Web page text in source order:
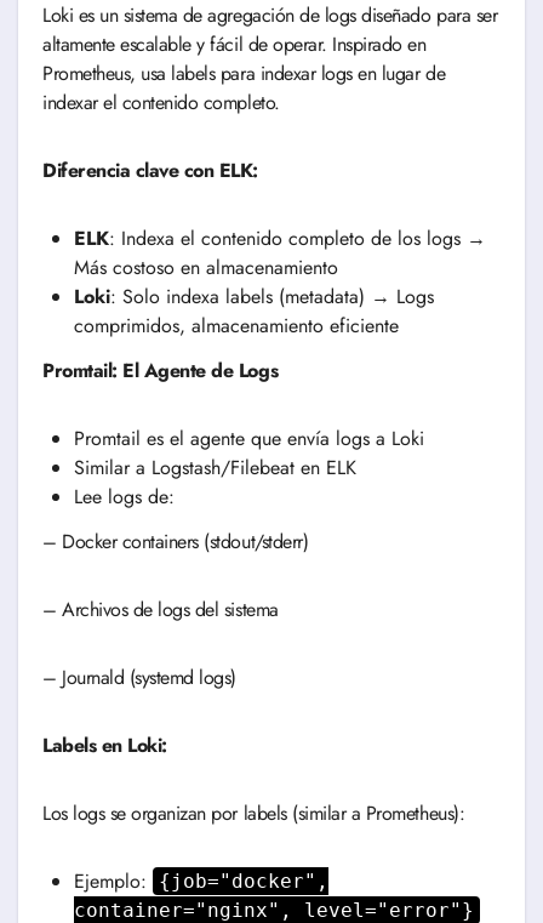
Loki es un sistema de agregación de logs diseñado para ser
altamente escalable y fácil de operar. Inspirado en
Prometheus, usa labels para indexar logs en lugar de
indexar el contenido completo.
Diferencia clave con ELK:
ELK: Indexa el contenido completo de los logs →
Más costoso en almacenamiento
Loki: Solo indexa labels (metadata) → Logs
comprimidos, almacenamiento eficiente
Promtail: El Agente de Logs
Promtail es el agente que envía logs a Loki
Similar a Logstash/Filebeat en ELK
Lee logs de:
– Docker containers (stdout/stderr)
– Archivos de logs del sistema
– Journald (systemd logs)
Labels en Loki:
Los logs se organizan por labels (similar a Prometheus):
Ejemplo:
{job="docker",
container="nginx", level="error"}